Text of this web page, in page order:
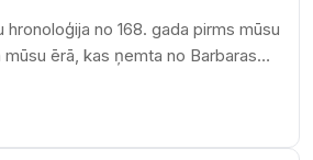
no 168. gada pirms mūsu
ērā, kas ņemta no Barbaras